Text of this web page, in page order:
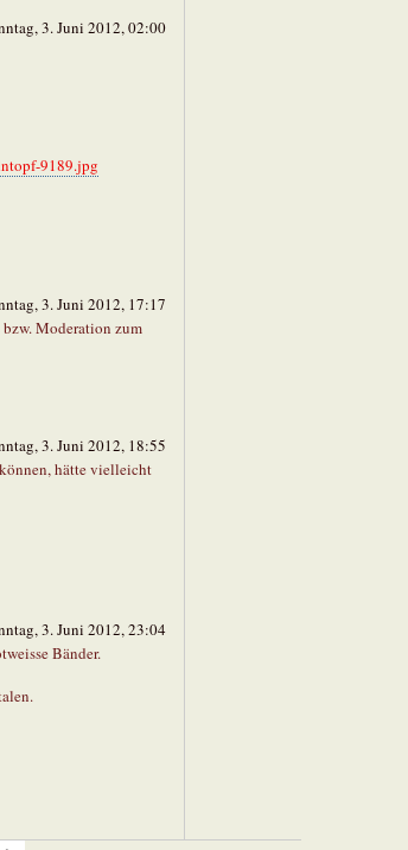
3. Juni 2012, 02:00
9189.jpg
3. Juni 2012, 17:17
bzw. Moderation zum
3. Juni 2012, 18:55
hätte vielleicht
3. Juni 2012, 23:04
Bänder.